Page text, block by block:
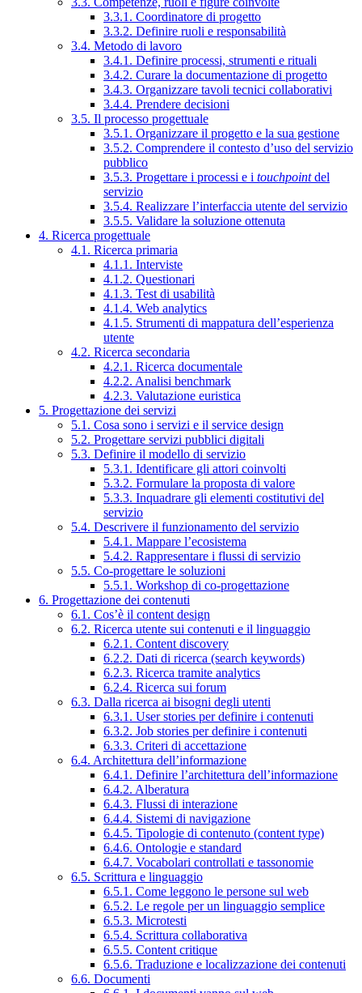
3.3.1. Coordinatore di progetto
3.3.2. Definire ruoli e responsabilità
3.4. Metodo di lavoro
3.4.1. Definire processi, strumenti e rituali
3.4.2. Curare la documentazione di progetto
3.4.3. Organizzare tavoli tecnici collaborativi
3.4.4. Prendere decisioni
3.5. Il processo progettuale
3.5.1. Organizzare il progetto e la sua gestione
3.5.2. Comprendere il contesto d’uso del servizio
pubblico
3.5.3. Progettare i processi e i touchpointdel
servizio
3.5.4. Realizzare l’interfaccia utente del servizio
3.5.5. Validare la soluzione ottenuta
4. Ricerca progettuale
4.1. Ricerca primaria
4.1.1. Interviste
4.1.2. Questionari
4.1.3. Test di usabilità
4.1.4. Web analytics
4.1.5. Strumenti di mappatura dell’esperienza
utente
4.2. Ricerca secondaria
4.2.1. Ricerca documentale
4.2.2. Analisi benchmark
4.2.3. Valutazione euristica
5. Progettazione dei servizi
5.1. Cosa sono i servizi e il service design
5.2. Progettare servizi pubblici digitali
5.3. Definire il modello di servizio
5.3.1. Identificare gli attori coinvolti
5.3.2. Formulare la proposta di valore
5.3.3. Inquadrare gli elementi costitutivi del
servizio
5.4. Descrivere il funzionamento del servizio
5.4.1. Mappare l’ecosistema
5.4.2. Rappresentare i flussi di servizio
5.5. Co-progettare le soluzioni
5.5.1. Workshop di co-progettazione
6. Progettazione dei contenuti
6.1. Cos’è il content design
6.2. Ricerca utente sui contenuti e il linguaggio
6.2.1. Content discovery
6.2.2. Dati di ricerca (search keywords)
6.2.3. Ricerca tramite analytics
6.2.4. Ricerca sui forum
6.3. Dalla ricerca ai bisogni degli utenti
6.3.1. User stories per definire i contenuti
6.3.2. Job stories per definire i contenuti
6.3.3. Criteri di accettazione
6.4. Architettura dell’informazione
6.4.1. Definire l’architettura dell’informazione
6.4.2. Alberatura
6.4.3. Flussi di interazione
6.4.4. Sistemi di navigazione
6.4.5. Tipologie di contenuto (content type)
6.4.6. Ontologie e standard
6.4.7. Vocabolari controllati e tassonomie
6.5. Scrittura e linguaggio
6.5.1. Come leggono le persone sul web
6.5.2. Le regole per un linguaggio semplice
6.5.3. Microtesti
6.5.4. Scrittura collaborativa
6.5.5. Content critique
6.5.6. Traduzione e localizzazione dei contenuti
6.6. Documenti